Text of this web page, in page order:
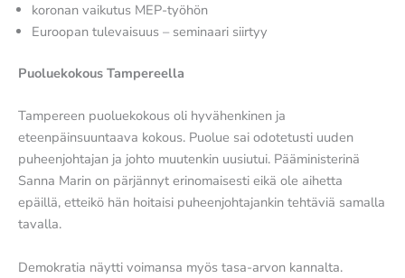
koronan vaikutus MEP-työhön
Euroopan tulevaisuus – seminaari siirtyy
Puoluekokous Tampereella
Tampereen puoluekokous oli hyvähenkinen ja
eteenpäinsuuntaava kokous. Puolue sai odotetusti uuden
puheenjohtajan ja johto muutenkin uusiutui. Pääministerinä
Sanna Marin on pärjännyt erinomaisesti eikä ole aihetta
epäillä, etteikö hän hoitaisi puheenjohtajankin tehtäviä samalla
tavalla.
Demokratia näytti voimansa myös tasa-arvon kannalta.